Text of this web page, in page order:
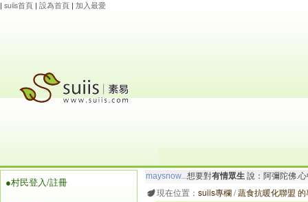
| suiis首頁 | 設為首頁 | 加入最愛
●村民登入/註冊
maysnow...想要對有情眾生說：阿彌陀佛.
現在位置： suiis專欄/蔬食抗暖化聯盟